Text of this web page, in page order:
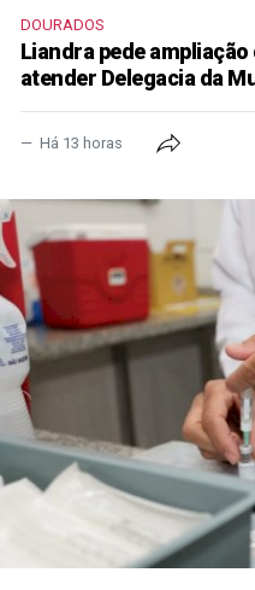
DOURADOS
Liandra pede
atender Delegacia da
Há 13 horas